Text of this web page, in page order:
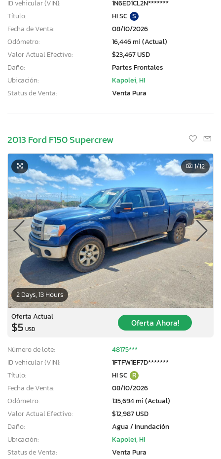
ID vehicular (VIN):
1N6ED1CL2N*******
Título:
HI SC S
Fecha de Venta:
08/10/2026
Odómetro:
16,446 mi (Actual)
Valor Actual Efectivo:
$23,467 USD
Daño:
Partes Frontales
Ubicación:
Kapolei, HI
Status de Venta:
Venta Pura
2013 Ford F150 Supercrew
2 Days, 13 Hours
1/12
Oferta Actual
$5 USD
Oferta Ahora!
Número de lote:
48175***
ID vehicular (VIN):
1FTFW1EF7D*******
Título:
HI SC R
Fecha de Venta:
08/10/2026
Odómetro:
135,694 mi (Actual)
Valor Actual Efectivo:
$12,987 USD
Daño:
Agua / Inundación
Ubicación:
Kapolei, HI
Status de Venta:
Venta Pura